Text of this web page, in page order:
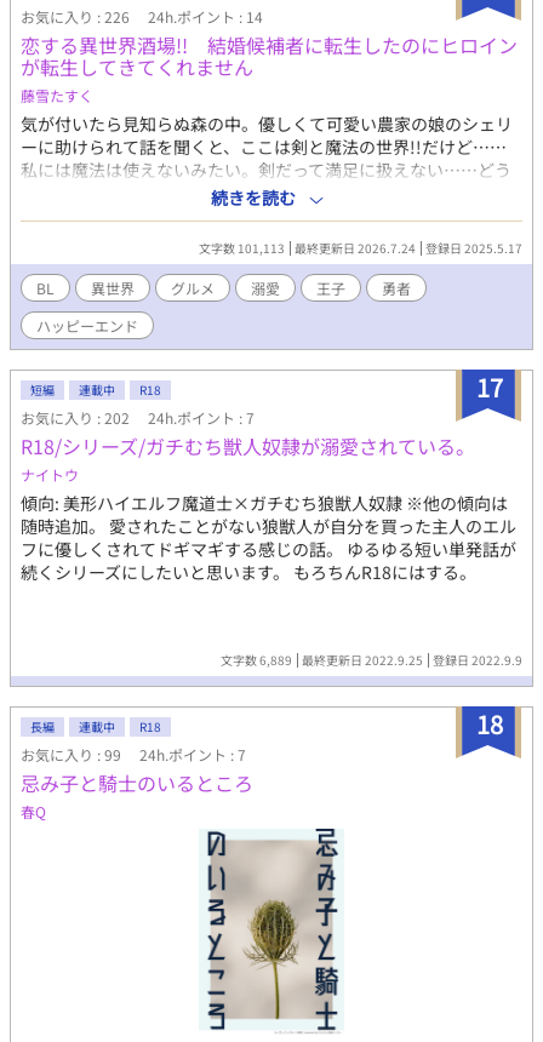
お気に入り : 226 24h.ポイント : 14
恋する異世界酒場!! 結婚候補者に転生したのにヒロイン
が転生してきてくれません
藤雪たすく
気が付いたら見知らぬ森の中。優しくて可愛い農家の娘のシェリ
ーに助けられて話を聞くと、ここは剣と魔法の世界!!だけど……
私には魔法は使えないみたい。剣だって満足に扱えない……どう
やってこの世界で生きていったらいいの!? 潰れそうな酒場のおじ
いちゃんと運命の出会いの果たし、なぜかその酒場を継ぐこと
に!?ーーーー経営に料理に冒険にと大忙しの毎日!! 外面良し王子
様、異世界からの勇者様、おねぇ神官様にショタ大魔道士様、み
んなみんな胃袋掴んじゃう!!イケメンの常連さんに囲まれて恋に
も頑張っちゃうよ!!困難なんて愛と笑顔で乗り越えちゃえ!! そんな
ゲームの世界にせっかく勇者として転生してきたんだけどな
ぁ……なぜかヒロインが転生されてきません。恋はともかく……
お願いします!!胃袋だけでも掴んでください!!
続きを読む
文字数 101,113 最終更新日 2026.7.24 登録日 2025.5.17
BL 異世界 グルメ 溺愛 王子
勇者
ハッピーエンド
17
短編 連載中 R18
お気に入り : 202 24h.ポイント : 7
R18/シリーズ/ガチむち獣人奴隷が溺愛されている。
ナイトウ
傾向: 美形ハイエルフ魔道士×ガチむち狼獣人奴隷 ※他の傾向は
随時追加。 愛されたことがない狼獣人が自分を買った主人のエル
フに優しくされてドギマギする感じの話。 ゆるゆる短い単発話が
続くシリーズにしたいと思います。 もろちんR18にはする。
文字数 6,889 最終更新日 2022.9.25 登録日 2022.9.9
18
長編 連載中 R18
お気に入り : 99 24h.ポイント : 7
忌み子と騎士のいるところ
春Q